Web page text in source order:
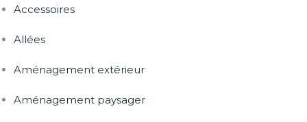
Accessoires
Allées
Aménagement extérieur
Aménagement paysager